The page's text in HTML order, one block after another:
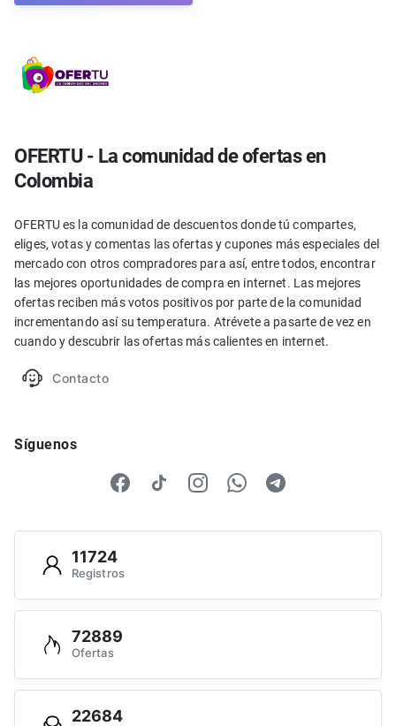
OFERTU - La comunidad de ofertas en
Colombia
OFERTU es la comunidad de descuentos donde tú compartes,
eliges, votas y comentas las ofertas y cupones más especiales del
mercado con otros compradores para así, entre todos, encontrar
las mejores oportunidades de compra en internet. Las mejores
ofertas reciben más votos positivos por parte de la comunidad
incrementando así su temperatura. Atrévete a pasarte de vez en
cuando y descubrir las ofertas más calientes en internet.
Contacto
Síguenos
11724
Registros
72889
Ofertas
22684